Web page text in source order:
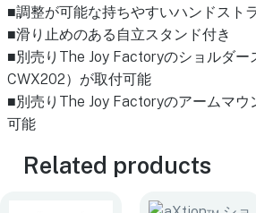
■調整が可能な持ちやすいハンドスト
■滑り止めのある自立スタンド付き
■別売りThe Joy Factoryのショルダー
CWX202）が取付可能
■別売りThe Joy Factoryのアームマウ
可能
Related products